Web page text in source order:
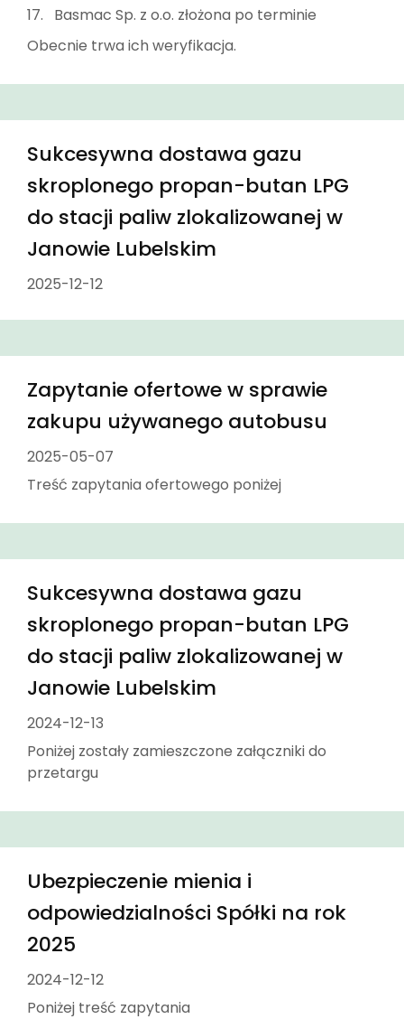
17. Basmac Sp. z o.o. złożona po terminie
Obecnie trwa ich weryfikacja.
Sukcesywna dostawa gazu
skroplonego propan-butan LPG
do stacji paliw zlokalizowanej w
Janowie Lubelskim
2025-12-12
Zapytanie ofertowe w sprawie
zakupu używanego autobusu
2025-05-07
Treść zapytania ofertowego poniżej
Sukcesywna dostawa gazu
skroplonego propan-butan LPG
do stacji paliw zlokalizowanej w
Janowie Lubelskim
2024-12-13
Poniżej zostały zamieszczone załączniki do
przetargu
Ubezpieczenie mienia i
odpowiedzialności Spółki na rok
2025
2024-12-12
Poniżej treść zapytania